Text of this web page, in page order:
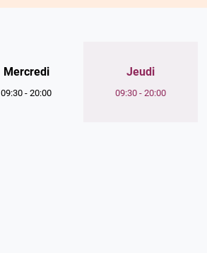
Mercredi
09:30 -20:00
Horaires
d'ouverture
Jeudi
09:30 -20:00